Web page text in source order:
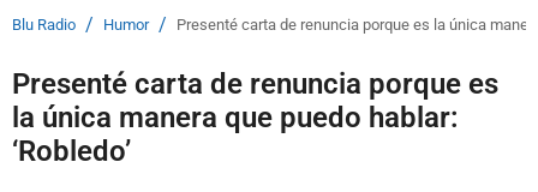
Blu Radio / Humor / Presenté carta de renuncia porque es la única
Presenté carta de renuncia porque es
la única manera que puedo hablar:
‘Robledo’